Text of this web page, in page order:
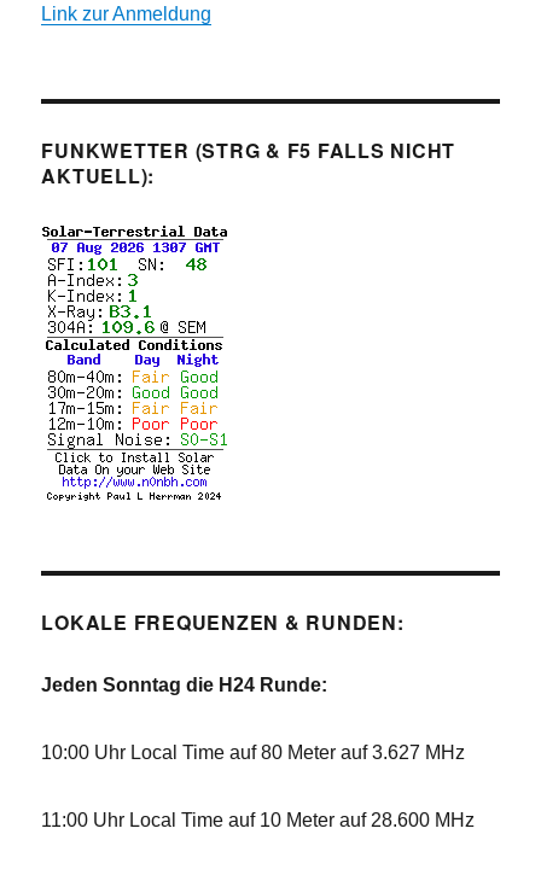
Link zur Anmeldung
FUNKWETTER (STRG & F5 FALLS NICHT
AKTUELL):
LOKALE FREQUENZEN & RUNDEN:
Jeden Sonntag die H24 Runde:
10:00 Uhr Local Time auf 80 Meter auf 3.627 MHz
11:00 Uhr Local Time auf 10 Meter auf 28.600 MHz